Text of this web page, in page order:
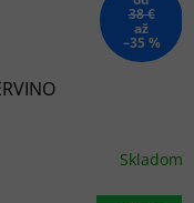
38 €
až
–35 %
Skladom